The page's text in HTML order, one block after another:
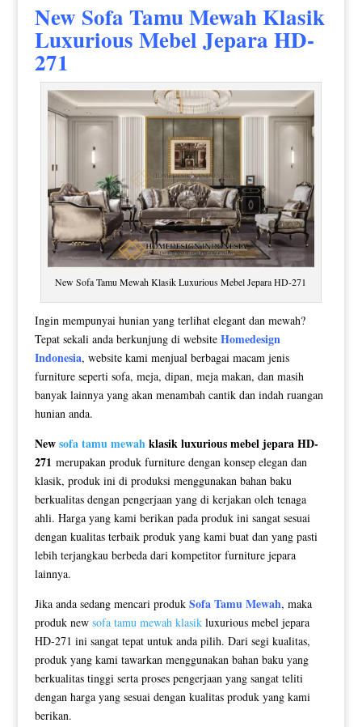
New Sofa Tamu Mewah Klasik
Luxurious Mebel Jepara HD-
271
New Sofa Tamu Mewah Klasik Luxurious Mebel Jepara HD-271
Ingin mempunyai hunian yang terlihat elegant dan mewah?
Tepat sekali anda berkunjung di website Homedesign
Indonesia, website kami menjual berbagai macam jenis
furniture seperti sofa, meja, dipan, meja makan, dan masih
banyak lainnya yang akan menambah cantik dan indah ruangan
hunian anda.
Newsofa tamu mewahklasik luxurious mebel jepara HD-
271 merupakan produk furniture dengan konsep elegan dan
klasik, produk ini di produksi menggunakan bahan baku
berkualitas dengan pengerjaan yang di kerjakan oleh tenaga
ahli. Harga yang kami berikan pada produk ini sangat sesuai
dengan kualitas terbaik produk yang kami buat dan yang pasti
lebih terjangkau berbeda dari kompetitor furniture jepara
lainnya.
Jika anda sedang mencari produk Sofa Tamu Mewah, maka
produk new sofa tamu mewah klasikluxurious mebel jepara
HD-271 ini sangat tepat untuk anda pilih. Dari segi kualitas,
produk yang kami tawarkan menggunakan bahan baku yang
berkualitas tinggi serta proses pengerjaan yang sangat teliti
dengan harga yang sesuai dengan kualitas produk yang kami
berikan.